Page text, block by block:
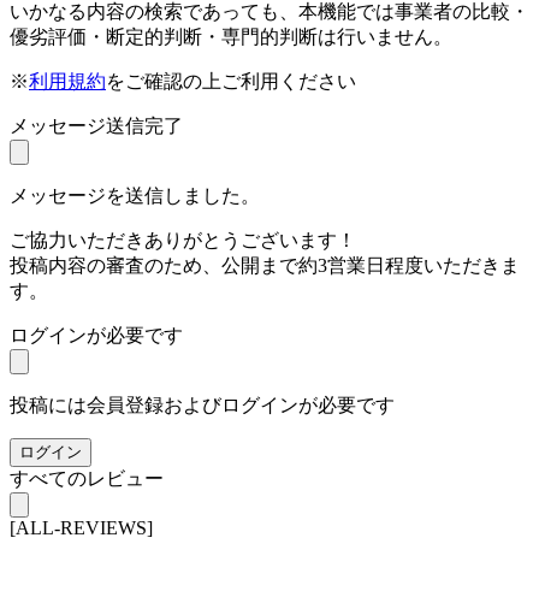
いかなる内容の検索であっても、本機能では事業者の比較・
優劣評価・断定的判断・専門的判断は行いません。
※利用規約をご確認の上ご利用ください
メッセージ送信完了
メッセージを送信しました。
ご協力いただきありがとうございます！
投稿内容の審査のため、公開まで約3営業日程度いただきま
す。
ログインが必要です
投稿には会員登録およびログインが必要です
ログイン
すべてのレビュー
[ALL-REVIEWS]